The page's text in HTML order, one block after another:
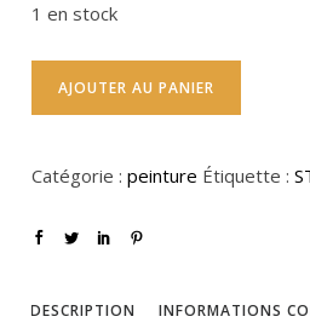
1 en stock
AJOUTER AU PANIER
Catégorie :peinture Étiquette :
DESCRIPTION INFORMATIONS